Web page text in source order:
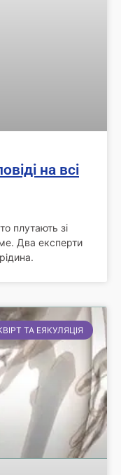
на всі
плутають зі
Два експерти
ТА ЕЯКУЛЯЦІЯ